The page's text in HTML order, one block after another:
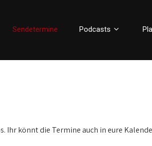
Sendetermine Podcasts
könnt die Termine auch in eure